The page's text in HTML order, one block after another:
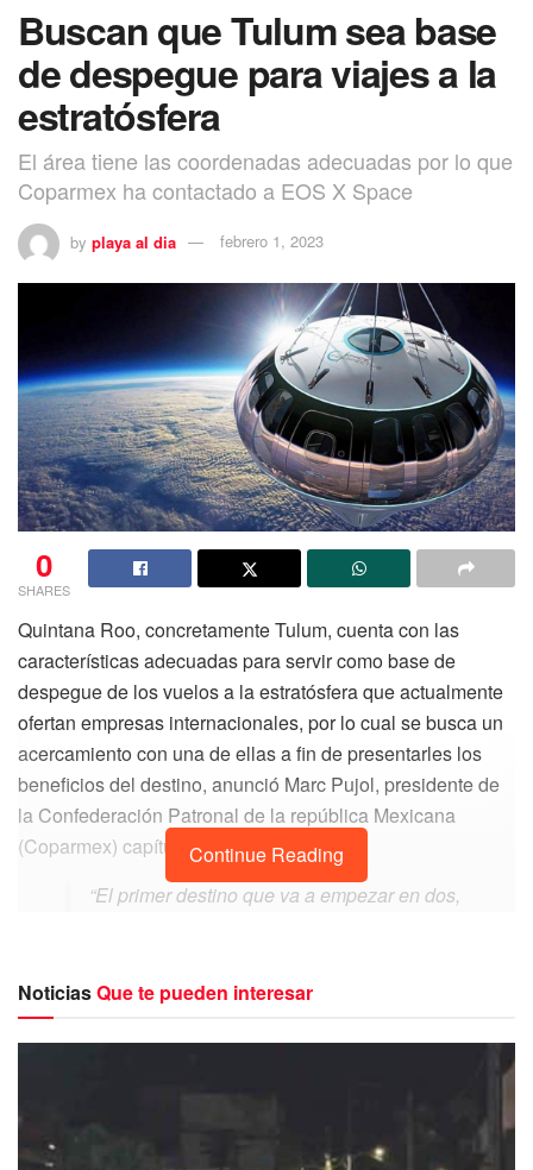
Buscan que Tulum sea base
de despegue para viajes a la
estratósfera
El área tiene las coordenadas adecuadas por lo que
Coparmex ha contactado a EOS X Space
by playa al dia febrero 1, 2023
0
SHARES
Quintana Roo, concretamente Tulum, cuenta con las
características adecuadas para servir como base de
despegue de los vuelos a la estratósfera que actualmente
ofertan empresas internacionales, por lo cual se busca un
acercamiento con una de ellas a fin de presentarles los
beneficios del destino, anunció Marc Pujol, presidente de
la Confederación Patronal de la república Mexicana
(Coparmex) capítulo Riviera Maya.
“El primer destino que va a empezar en dos,
la estratosfera, son 50 kilómetros hacia
arriba en globo, es un viaje de cuatro horas.
El segundo lugar es Sevilla, España, y
Pujol en conferencia de prensa en la cual
nombrado presidente de la comisión de
Continue Reading
NoticiasQue te pueden interesar